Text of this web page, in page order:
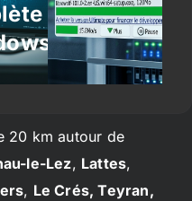
Linux)
20 km autour de
le-Lez, Lattes,
, Le Crés, Teyran,